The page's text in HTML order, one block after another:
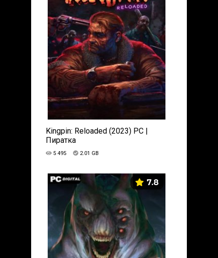
Kingpin: Reloaded (2023) PC |
Пиратка
5 495 2.01 GB
7.8